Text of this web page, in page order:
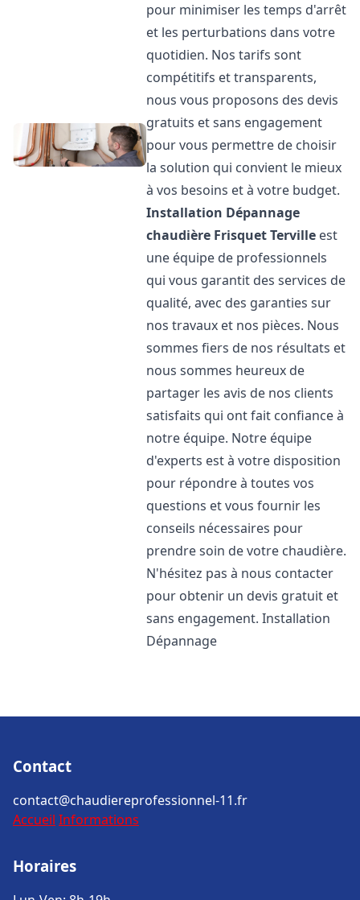
pour minimiser les temps d'arrêt
et les perturbations dans votre
quotidien. Nos tarifs sont
compétitifs et transparents,
nous vous proposons des devis
gratuits et sans engagement
pour vous permettre de choisir
la solution qui convient le mieux
à vos besoins et à votre budget.
Installation Dépannage
chaudière FrisquetTerville est
une équipe de professionnels
qui vous garantit des services de
qualité, avec des garanties sur
nos travaux et nos pièces. Nous
sommes fiers de nos résultats et
nous sommes heureux de
partager les avis de nos clients
satisfaits qui ont fait confiance à
notre équipe. Notre équipe
d'experts est à votre disposition
pour répondre à toutes vos
questions et vous fournir les
conseils nécessaires pour
prendre soin de votre chaudière.
N'hésitez pas à nous contacter
pour obtenir un devis gratuit et
sans engagement. Installation
Dépannage
Contact
contact@chaudiereprofessionnel-11.fr
Accueil Informations
Horaires